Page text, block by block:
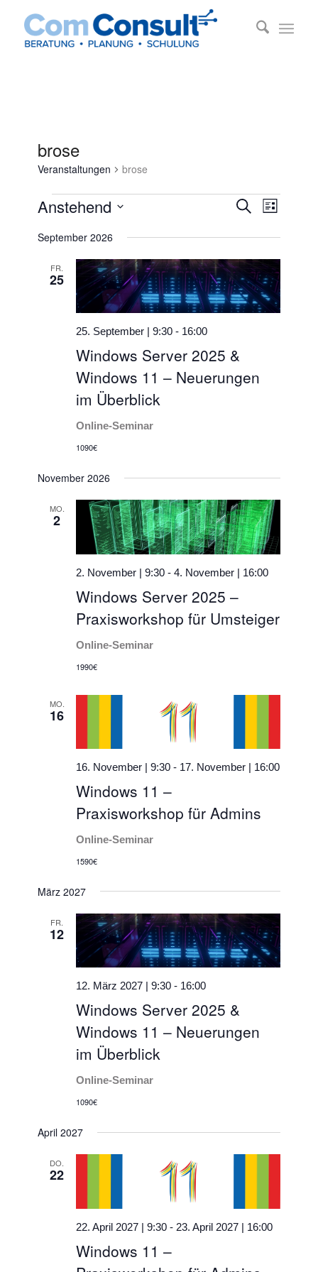
brose
Veranstaltungen brose
Veranstaltungen SucheListe
Anstehend
wählen.
September 2026
FR.
25
Windows Server 2025 &
Windows 11 – Neuerungen
im Überblick
25. September | 9:30 - 16:00
Online-Seminar
1090€
November 2026
MO.
2
Windows Server 2025 –
Praxisworkshop für Umsteiger
2. November | 9:30 -4. November | 16:00
Online-Seminar
1990€
MO.
16
Windows 11 –
Praxisworkshop für Admins
16. November | 9:30 - 17. November | 16:00
Online-Seminar
1590€
März 2027
FR.
12
Windows Server 2025 &
Windows 11 – Neuerungen
im Überblick
12. März 2027 | 9:30 - 16:00
Online-Seminar
1090€
April 2027
DO.
22
Windows 11 –
22. April 2027 | 9:30 - 23. April 2027 | 16:00